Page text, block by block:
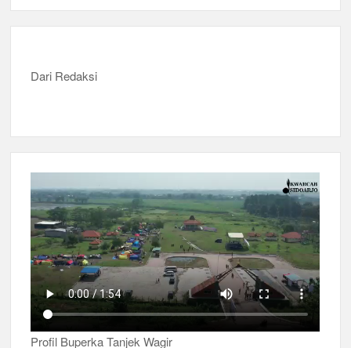
Dari Redaksi
Profil Buperka Tanjek Wagir